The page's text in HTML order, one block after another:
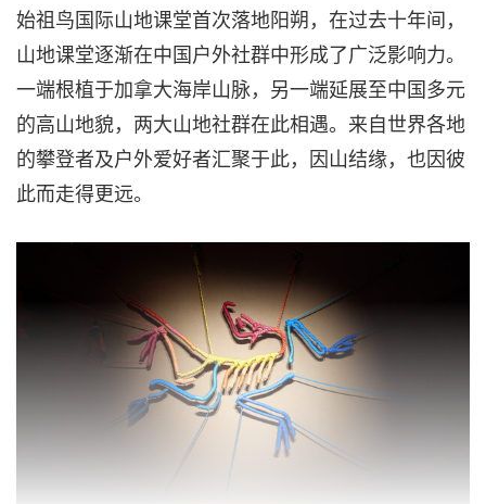
始祖鸟国际山地课堂首次落地阳朔，在过去十年间，
山地课堂逐渐在中国户外社群中形成了广泛影响力。
一端根植于加拿大海岸山脉，另一端延展至中国多元
的高山地貌，两大山地社群在此相遇。来自世界各地
的攀登者及户外爱好者汇聚于此，因山结缘，也因彼
此而走得更远。